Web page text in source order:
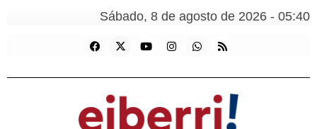
Sábado, 8 de agosto de 2026 - 05:40